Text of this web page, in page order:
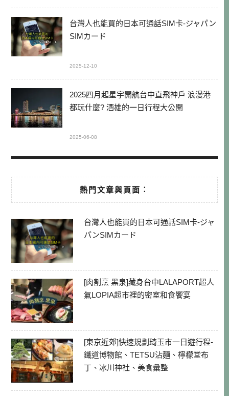
台灣人也能買的日本可通話SIM卡-ジャパン
SIMカード
2025-12-10
2025四月起星宇開航台中直飛神戶 浪漫港
都玩什麼? 酒雄的一日行程大公開
2025-06-08
熱門文章與頁面︰
台灣人也能買的日本可通話SIM卡-ジャ
パンSIMカード
[肉割烹 黑泉]藏身台中LALAPORT超人
氣LOPIA超市裡的密室和食饗宴
[東京近郊]快速規劃琦玉市一日遊行程-
鐵道博物館、TETSU沾麵、檸檬堂布
丁、冰川神社、美食彙整